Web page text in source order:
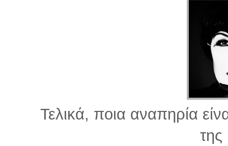
Τελικά, ποια αναπηρία